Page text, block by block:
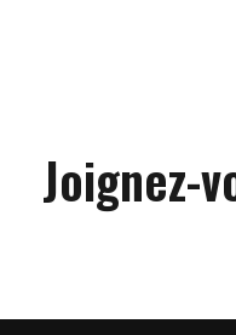
Joignez-